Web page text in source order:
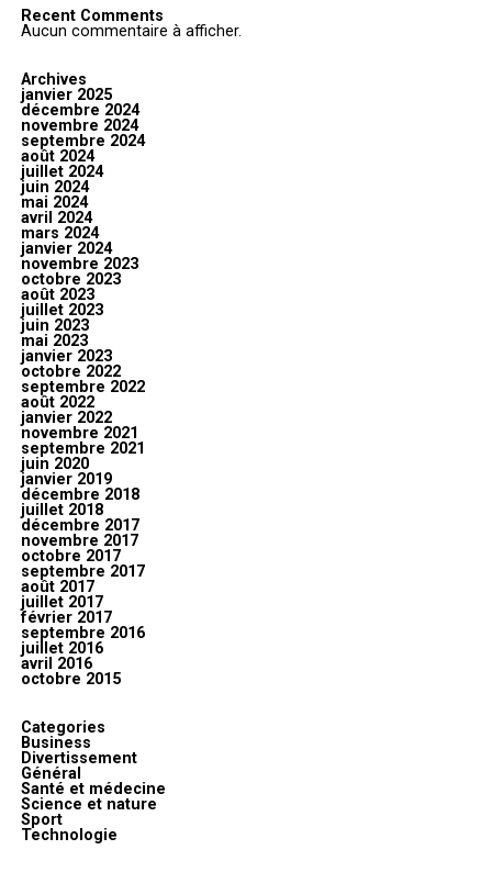
Recent Comments
Aucun commentaire à afficher.
Archives
janvier 2025
décembre 2024
novembre 2024
septembre 2024
août 2024
juillet 2024
juin 2024
mai 2024
avril 2024
mars 2024
janvier 2024
novembre 2023
octobre 2023
août 2023
juillet 2023
juin 2023
mai 2023
janvier 2023
octobre 2022
septembre 2022
août 2022
janvier 2022
novembre 2021
septembre 2021
juin 2020
janvier 2019
décembre 2018
juillet 2018
décembre 2017
novembre 2017
octobre 2017
septembre 2017
août 2017
juillet 2017
février 2017
septembre 2016
juillet 2016
avril 2016
octobre 2015
Categories
Business
Divertissement
Général
Santé et médecine
Science et nature
Sport
Technologie